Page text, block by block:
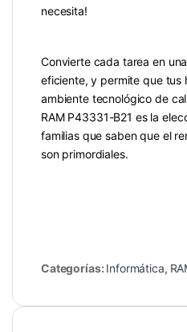
necesita!
Convierte cada tarea en
eficiente, y permite que tus
ambiente tecnológico de
RAM P43331-B21 es la
familias que saben que el
son primordiales.
Categorías: Informática,